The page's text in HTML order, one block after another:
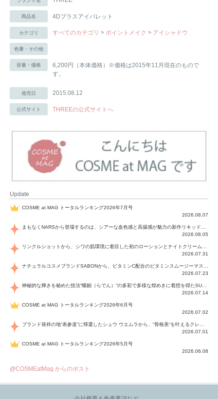
商品名 4Dプラスアイパレット
カテゴリ すべてのカテゴリ > ポイントメイク > アイシャドウ
色番・その他
容量・価格
6,200円（本体価格）※価格は2015年11月現在のもので
す。
発売日 2015.08.12
公式サイト THREEの公式サイトへ
Update
COSME at MAG トータルランキング2026年7月号
2026.08.07
2026.08.05
2026.07.31
2026.07.23
2026.07.14
COSME at MAG トータルランキング2026年6月号
2026.07.02
2026.07.01
COSME at MAG トータルランキング2026年5月号
2026.06.08
@COSMEatMag からのポスト